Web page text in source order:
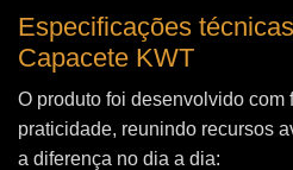
Especificações
Capacete KWT
O produto foi desenvolvido com
praticidade, reunindo recursos
a diferença no dia a dia: